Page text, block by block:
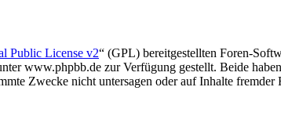
Public License v2“ (GPL) bereitgestellten Foren-
www.phpbb.de zur Verfügung gestellt. Beide
Zwecke nicht untersagen oder auf Inhalte fremder